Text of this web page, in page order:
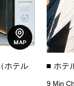
ホテル ホテ
9 Min